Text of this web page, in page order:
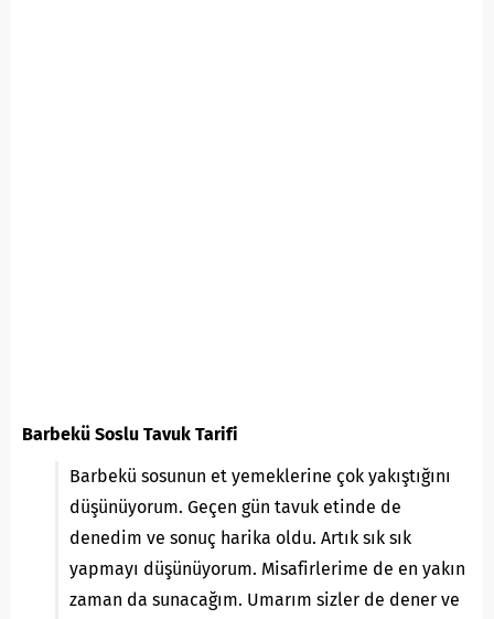
Barbekü Soslu Tavuk Tarifi
Barbekü sosunun et yemeklerine çok yakıştığını
düşünüyorum. Geçen gün tavuk etinde de
denedim ve sonuç harika oldu. Artık sık sık
yapmayı düşünüyorum. Misafirlerime de en yakın
zaman da sunacağım. Umarım sizler de dener ve